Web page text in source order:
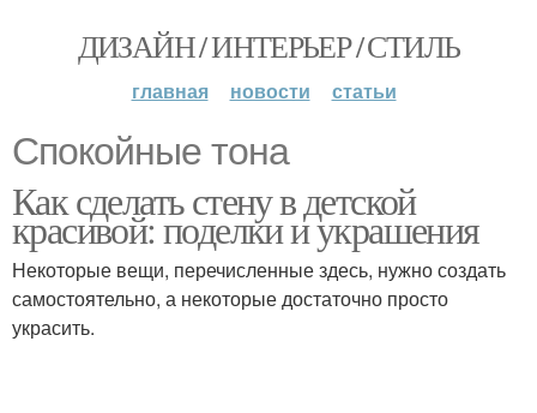
ДИЗАЙН / ИНТЕРЬЕР / СТИЛЬ
главная новости статьи
Спокойные тона
Как сделать стену в детской
красивой: поделки и украшения
Некоторые вещи, перечисленные здесь, нужно создать
самостоятельно, а некоторые достаточно просто
украсить.